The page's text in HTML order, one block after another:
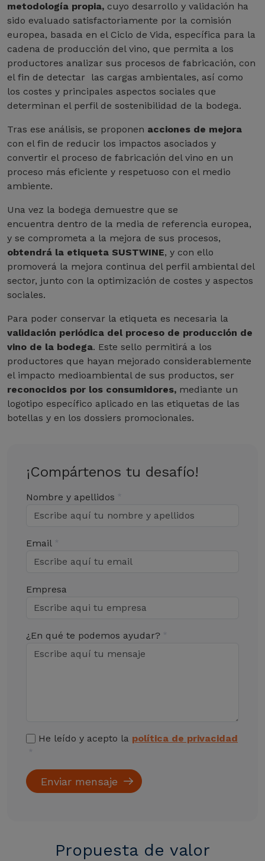
metodología propia, cuyo desarrollo y validación ha
sido evaluado satisfactoriamente por la comisión
europea, basada en el Ciclo de Vida, específica para la
cadena de producción del vino, que permita a los
productores analizar sus procesos de fabricación, con
el fin de detectar las cargas ambientales, así como
los costes y principales aspectos sociales que
determinan el perfil de sostenibilidad de la bodega.
Tras ese análisis, se proponen acciones de mejora
con el fin de reducir los impactos asociados y
convertir el proceso de fabricación del vino en un
proceso más eficiente y respetuoso con el medio
ambiente.
Una vez la bodega demuestre que se
encuentra dentro de la media de referencia europea,
y se comprometa a la mejora de sus procesos,
obtendrá la etiqueta SUSTWINE, y con ello
promoverá la mejora continua del perfil ambiental del
sector, junto con la optimización de costes y aspectos
sociales.
Para poder conservar la etiqueta es necesaria la
validación periódica del proceso de producción de
vino de la bodega. Este sello permitirá a los
productores que hayan mejorado considerablemente
el impacto medioambiental de sus productos, ser
reconocidos por los consumidores, mediante un
logotipo específico aplicado en las etiquetas de las
botellas y en los dossiers promocionales.
¡Compártenos tu desafío!
Nombre y apellidos
Email
Empresa
¿En qué te podemos ayudar?
He leído y acepto la política de privacidad
Propuesta de valor